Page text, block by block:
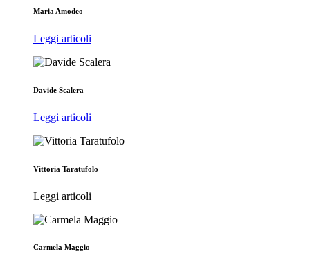
Maria Amodeo
Leggi articoli
Davide Scalera
Leggi articoli
Vittoria Taratufolo
Leggi articoli
Carmela Maggio